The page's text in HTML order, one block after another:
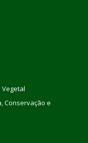
Conservação e